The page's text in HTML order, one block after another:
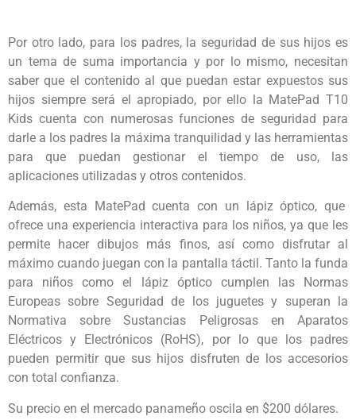
Por otro lado, para los padres, la seguridad de sus hijos es
un tema de suma importancia y por lo mismo, necesitan
saber que el contenido al que puedan estar expuestos sus
hijos siempre será el apropiado, por ello la MatePad T10
Kids cuenta con numerosas funciones de seguridad para
darle a los padres la máxima tranquilidad y las herramientas
para que puedan gestionar el tiempo de uso, las
aplicaciones utilizadas y otros contenidos.
Además, esta MatePad cuenta con un lápiz óptico, que
ofrece una experiencia interactiva para los niños, ya que les
permite hacer dibujos más finos, así como disfrutar al
máximo cuando juegan con la pantalla táctil. Tanto la funda
para niños como el lápiz óptico cumplen las Normas
Europeas sobre Seguridad de los juguetes y superan la
Normativa sobre Sustancias Peligrosas en Aparatos
Eléctricos y Electrónicos (RoHS), por lo que los padres
pueden permitir que sus hijos disfruten de los accesorios
con total confianza.
Su precio en el mercado panameño oscila en $200 dólares.